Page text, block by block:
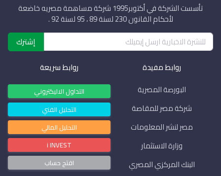
تأسست الشركة في أكتوبر1995 شركة مساهمة مصريه خاضعة
لأحكام القانون 230 لسنة 89 ، 95 لسنة 92 .
إشترك
روابط مفيدة
البورصة المصرية
شركة مصر للمقاصة
مصر لنشر المعلومات
وزارة الاستثمار
البنك المركزي المصري
روابط سريعة
التداول الاليكتروني
التحليل الفني
التحليل المالي
i INVEST
افتح حساب